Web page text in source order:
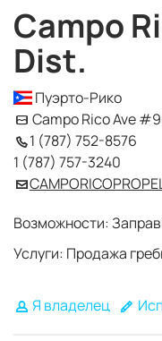
Campo
Dist.
Пуэрто-Рико
Campo Rico Ave
1 (787) 752-8576
1 (787) 757-3240
Возможности:
Услуги: Продажа
Я владелец